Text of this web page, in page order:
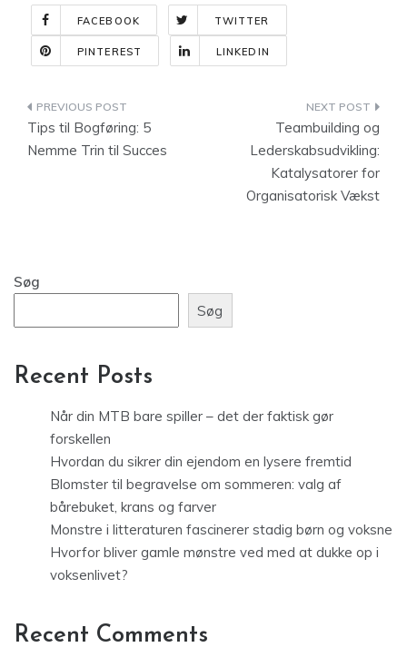
FACEBOOK TWITTER
PINTEREST LINKEDIN
Indlægsnavigation
Tips til Bogføring: 5
Nemme Trin til Succes
Teambuilding og
Lederskabsudvikling:
Katalysatorer for
Organisatorisk Vækst
Søg
Søg
Recent Posts
Når din MTB bare spiller – det der faktisk gør
forskellen
Hvordan du sikrer din ejendom en lysere fremtid
Blomster til begravelse om sommeren: valg af
bårebuket, krans og farver
Monstre i litteraturen fascinerer stadig børn og voksne
Hvorfor bliver gamle mønstre ved med at dukke op i
voksenlivet?
Recent Comments